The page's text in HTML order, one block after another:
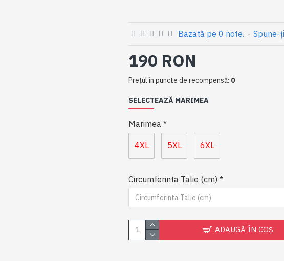
Bazată pe 0 note. - Spune-
190 RON
Preţul în puncte de recompensă: 0
SELECTEAZĂ MARIMEA
Marimea
4XL 5XL 6XL
Circumferinta Talie (cm)
ADAUGĂ ÎN COŞ